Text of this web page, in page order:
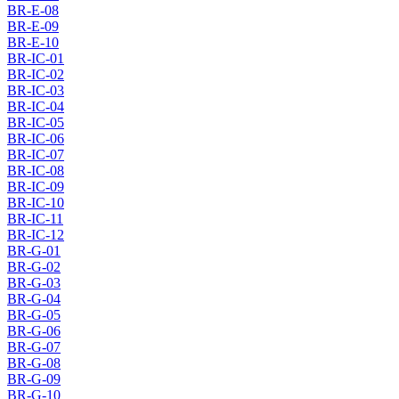
BR-E-08
BR-E-09
BR-E-10
BR-IC-01
BR-IC-02
BR-IC-03
BR-IC-04
BR-IC-05
BR-IC-06
BR-IC-07
BR-IC-08
BR-IC-09
BR-IC-10
BR-IC-11
BR-IC-12
BR-G-01
BR-G-02
BR-G-03
BR-G-04
BR-G-05
BR-G-06
BR-G-07
BR-G-08
BR-G-09
BR-G-10